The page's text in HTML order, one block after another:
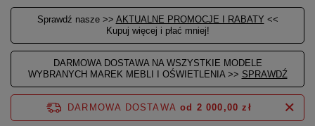
Sprawdź nasze >> AKTUALNE PROMOCJE I RABATY <<
Kupuj więcej i płać mniej!
DARMOWA DOSTAWA NA WSZYSTKIE MODELE
WYBRANYCH MAREK MEBLI I OŚWIETLENIA >> SPRAWDŹ
DARMOWA DOSTAWA od 2 000,00 zł